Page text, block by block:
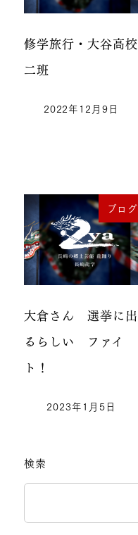
修学旅行・大谷高校
二班
2022年12月9日
ブログ
大倉さん 選挙に出
るらしい ファイ
ト！
2023年1月5日
検索